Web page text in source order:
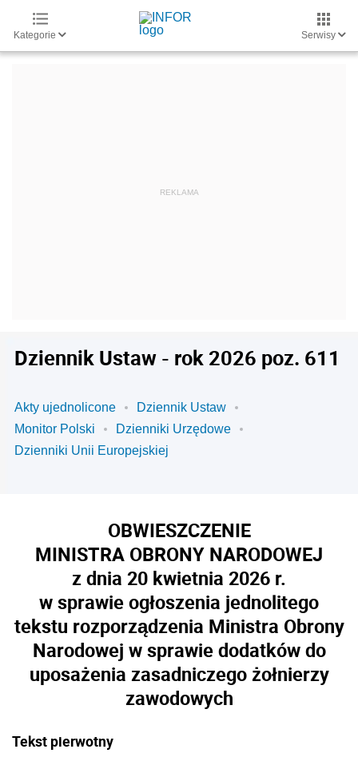
Kategorie Serwisy
Dziennik Ustaw - rok 2026 poz. 611
Akty ujednolicone
Dziennik Ustaw
Monitor Polski
Dzienniki Urzędowe
Dzienniki Unii Europejskiej
OBWIESZCZENIE
MINISTRA OBRONY NARODOWEJ
z dnia 20 kwietnia 2026 r.
w sprawie ogłoszenia jednolitego
tekstu rozporządzenia Ministra Obrony
Narodowej w sprawie dodatków do
uposażenia zasadniczego żołnierzy
zawodowych
Tekst pierwotny